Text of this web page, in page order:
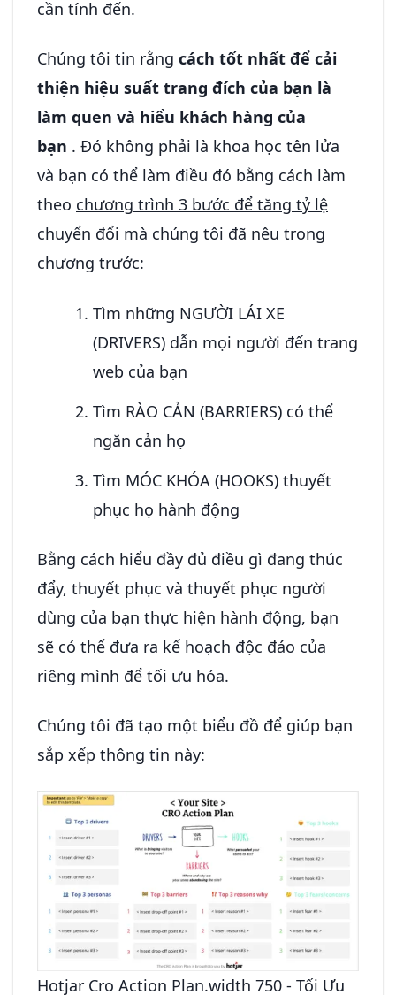
cần tính đến.
Chúng tôi tin rằng cách tốt nhất để cải
thiện hiệu suất trang đích của bạn là
làm quen và hiểu khách hàng của
bạn . Đó không phải là khoa học tên lửa
và bạn có thể làm điều đó bằng cách làm
theo chương trình 3 bước để tăng tỷ lệ
chuyển đổi mà chúng tôi đã nêu trong
chương trước:
Tìm những NGƯỜI LÁI XE
(DRIVERS) dẫn mọi người đến trang
web của bạn
Tìm RÀO CẢN (BARRIERS) có thể
ngăn cản họ
Tìm MÓC KHÓA (HOOKS) thuyết
phục họ hành động
Bằng cách hiểu đầy đủ điều gì đang thúc
đẩy, thuyết phục và thuyết phục người
dùng của bạn thực hiện hành động, bạn
sẽ có thể đưa ra kế hoạch độc đáo của
riêng mình để tối ưu hóa.
Chúng tôi đã tạo một biểu đồ để giúp bạn
sắp xếp thông tin này:
Hotjar Cro Action Plan.width 750 - Tối Ưu